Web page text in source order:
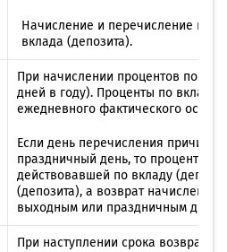
Начисление и перечисление
вклада (депозита).
При начислении процентов по
дней в году). Проценты по вкладу
ежедневного фактического
Если день перечисления
праздничный день, то проценты
действовавшей по вкладу
(депозита), а возврат
выходным или праздничным днем.
При наступлении срока возврата